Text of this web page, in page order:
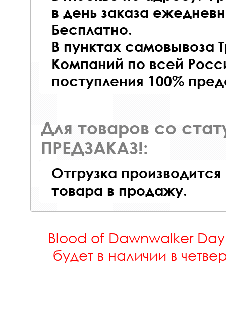
в день заказа
Бесплатно.
В пунктах самовывоза
Компаний по всей
поступления 100%
Для товаров со
ПРЕДЗАКАЗ!:
Отгрузка
товара в продажу.
Blood of Dawnwalker
будет в наличии в